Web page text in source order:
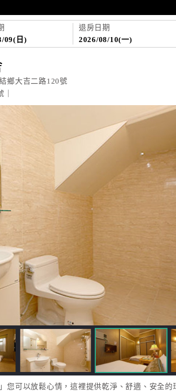
09(日)
退房日期
2026/08/10(一)
鄉大吉二路120號
您可以放鬆心情，這裡提供乾淨、舒適、安全